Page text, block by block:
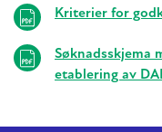
Kriterier for
Søknadsskjema
etablering av